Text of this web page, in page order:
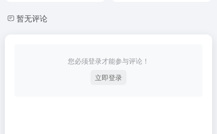
暂无评论
您必须登录才能参与评论！
立即登录